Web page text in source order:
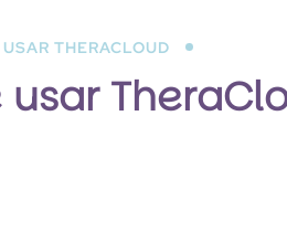
THERACLOUD